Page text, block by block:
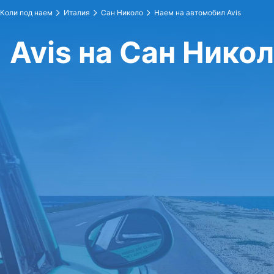
Коли под наем Италия Сан Николо Наем на автомобил Avis
Avis на Сан